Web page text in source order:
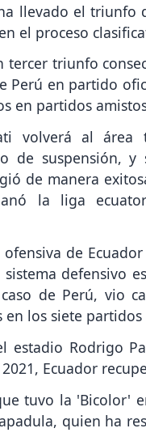
llevado el triunfo
el proceso
tercer triunfo
Perú en partido
en partidos
volverá al
de suspensión,
de manera
la liga
de
defensivo
de Perú, vio
en los siete
estadio Rodrigo
Ecuador
tuvo la 'Bicolor'
quien ha